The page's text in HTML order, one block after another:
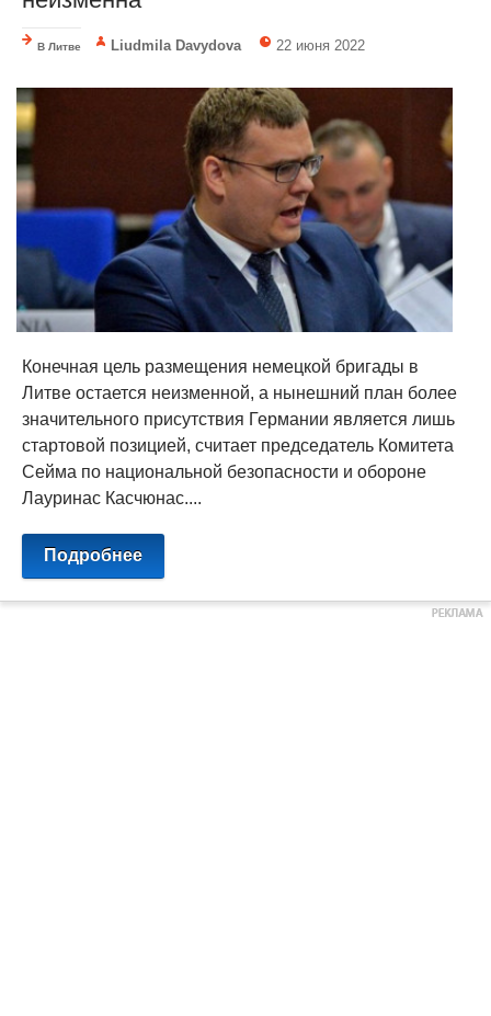
В Литве Liudmila Davydova 22 июня 2022
Конечная цель размещения немецкой бригады в
Литве остается неизменной, а нынешний план более
значительного присутствия Германии является лишь
стартовой позицией, считает председатель Комитета
Сейма по национальной безопасности и обороне
Лауринас Касчюнас....
Подробнее